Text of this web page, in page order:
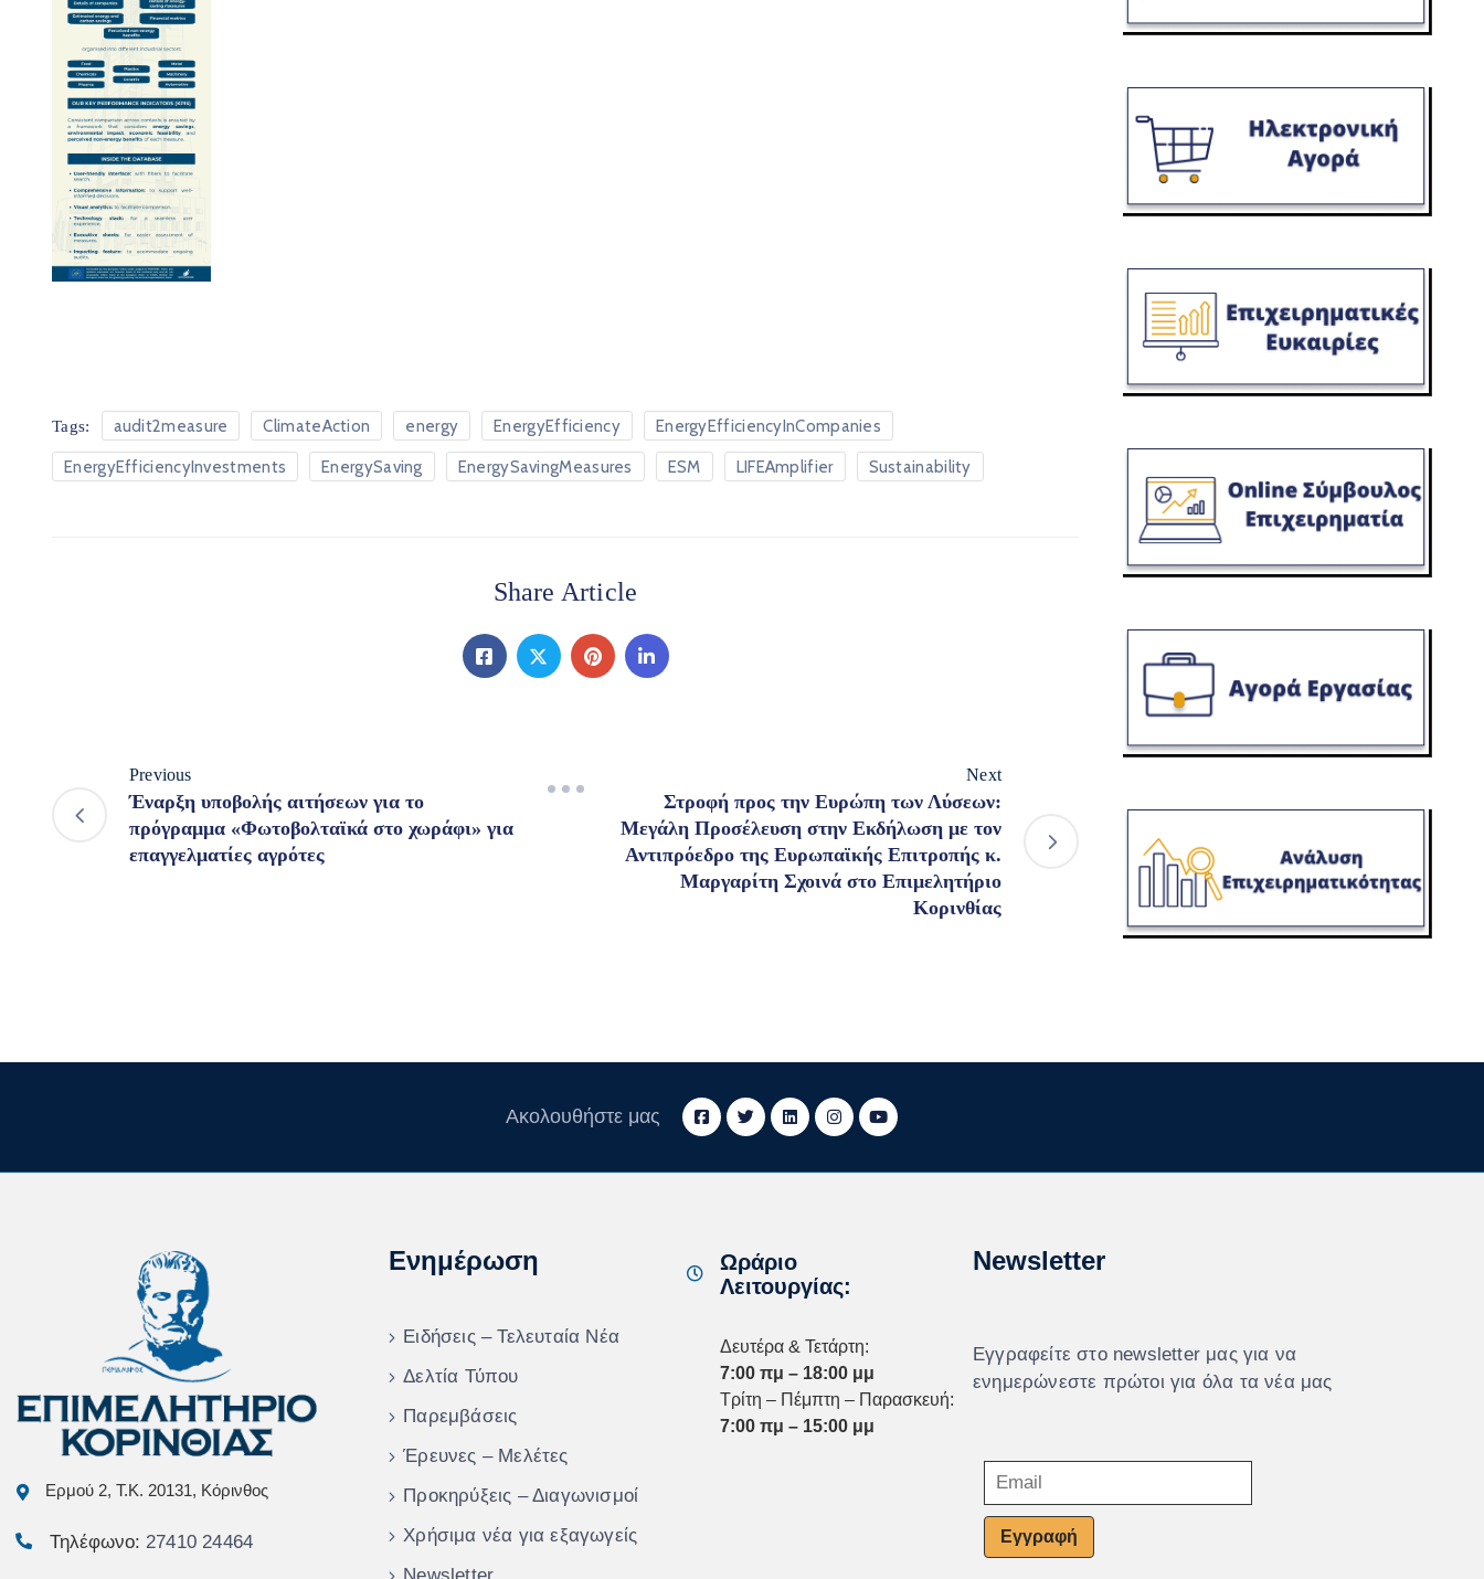
Tags: audit2measure ClimateAction energy EnergyEfficiency EnergyEfficiencyInCompanies
EnergyEfficiencyInvestments EnergySaving EnergySavingMeasures ESM LIFEAmplifier Sustainability
Share Article
Previous
Έναρξη υποβολής αιτήσεων για το
πρόγραμμα «Φωτοβολταϊκά στο χωράφι» για
επαγγελματίες αγρότες
Next
Στροφή προς την Ευρώπη των Λύσεων:
Μεγάλη Προσέλευση στην Εκδήλωση με τον
Αντιπρόεδρο της Ευρωπαϊκής Επιτροπής κ.
Μαργαρίτη Σχοινά στο Επιμελητήριο
Κορινθίας
Ακολουθήστε μας
Ερμού 2, Τ.Κ. 20131, Κόρινθος
Τηλέφωνο: 27410 24464
Ενημέρωση
Ειδήσεις – Τελευταία Νέα
Δελτία Τύπου
Παρεμβάσεις
Έρευνες – Μελέτες
Προκηρύξεις – Διαγωνισμοί
Χρήσιμα νέα για εξαγωγείς
Ωράριο
Λειτουργίας:
Δευτέρα & Τετάρτη:
7:00 πμ – 18:00 μμ
Τρίτη – Πέμπτη – Παρασκευή:
7:00 πμ – 15:00 μμ
Newsletter
Εγγραφείτε στο newsletter μας για να
ενημερώνεστε πρώτοι για όλα τα νέα μας
Εγγραφή